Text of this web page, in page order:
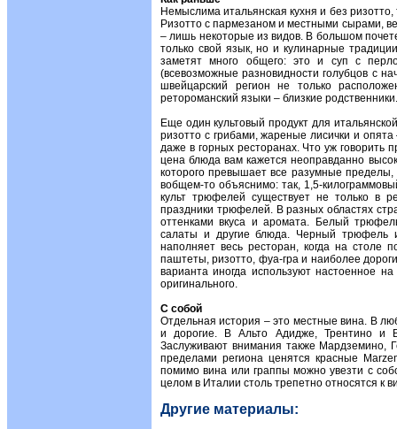
Немыслима итальянская кухня и без
Ризотто с пармезаном и местными сырами,
– лишь некоторые из видов. В большом
только свой язык, но и кулинарные
заметят много общего: это и суп с
(всевозможные разновидности голубцов с
швейцарский регион не только
ретороманский языки – близкие родственники.
Еще один культовый продукт для
ризотто с грибами, жареные лисички и
даже в горных ресторанах. Что уж
цена блюда вам кажется неоправданно
которого превышает все разумные
вобщем-то объяснимо: так, 1,5-
культ трюфелей существует не только в
праздники трюфелей. В разных областях
оттенками вкуса и аромата. Белый
салаты и другие блюда. Черный трюфель
наполняет весь ресторан, когда на
паштеты, ризотто, фуа-гра и наиболее
варианта иногда используют настоенное
оригинального.
С собой
Отдельная история – это местные вина. В
и дорогие. В Альто Адидже, Трентино и
Заслуживают внимания также Мардземино,
пределами региона ценятся красные
помимо вина или граппы можно увезти с
целом в Италии столь трепетно относятся к
Другие материалы: